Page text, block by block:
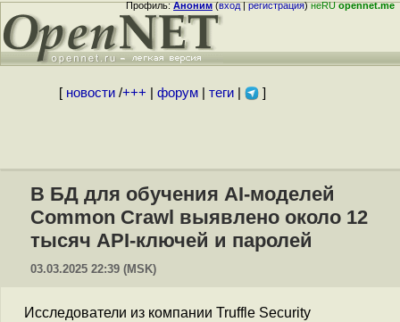
Профиль:Аноним(вход|регистрация)неRUopennet.me
[ новости/+++ форум| теги| ]
В БД для обучения AI-моделей
Common Crawl выявлено около 12
тысяч API-ключей и паролей
03.03.2025 22:39 (MSK)
Исследователи из компании Truffle Security